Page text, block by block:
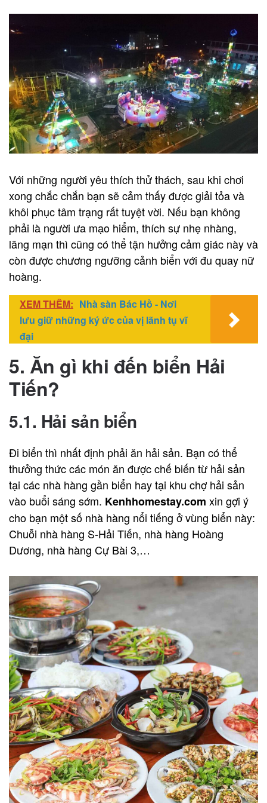
Với những người yêu thích thử thách, sau khi chơi
xong chắc chắn bạn sẽ cảm thấy được giải tỏa và
khôi phục tâm trạng rất tuyệt vời. Nếu bạn không
phải là người ưa mạo hiểm, thích sự nhẹ nhàng,
lãng mạn thì cũng có thể tận hưởng cảm giác này và
còn được chương ngưỡng cảnh biển với đu quay nữ
hoàng.
XEM THÊM: Nhà sàn Bác Hồ - Nơi
lưu giữ những ký ức của vị lãnh tụ vĩ
đại
5. Ăn gì khi đến biển Hải
Tiến?
5.1. Hải sản biển
Đi biển thì nhất định phải ăn hải sản. Bạn có thể
thưởng thức các món ăn được chế biến từ hải sản
tại các nhà hàng gần biển hay tại khu chợ hải sản
vào buổi sáng sớm. Kenhhomestay.com xin gợi ý
cho bạn một số nhà hàng nổi tiếng ở vùng biển này:
Chuỗi nhà hàng S-Hải Tiến, nhà hàng Hoàng
Dương, nhà hàng Cự Bài 3,…